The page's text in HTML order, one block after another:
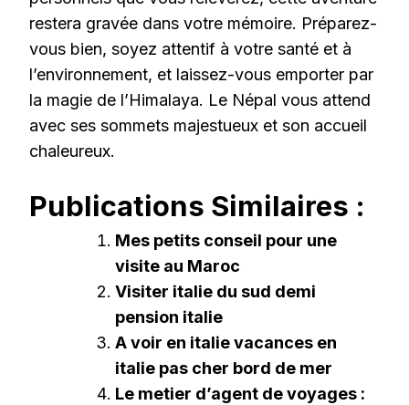
restera gravée dans votre mémoire. Préparez-
vous bien, soyez attentif à votre santé et à
l’environnement, et laissez-vous emporter par
la magie de l’Himalaya. Le Népal vous attend
avec ses sommets majestueux et son accueil
chaleureux.
Publications Similaires :
Mes petits conseil pour une
visite au Maroc
Visiter italie du sud demi
pension italie
A voir en italie vacances en
italie pas cher bord de mer
Le metier d’agent de voyages :